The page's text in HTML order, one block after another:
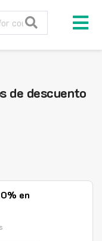
de descuento
en